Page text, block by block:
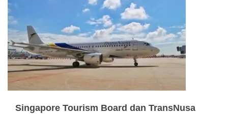
Singapore Tourism Board dan TransNusa